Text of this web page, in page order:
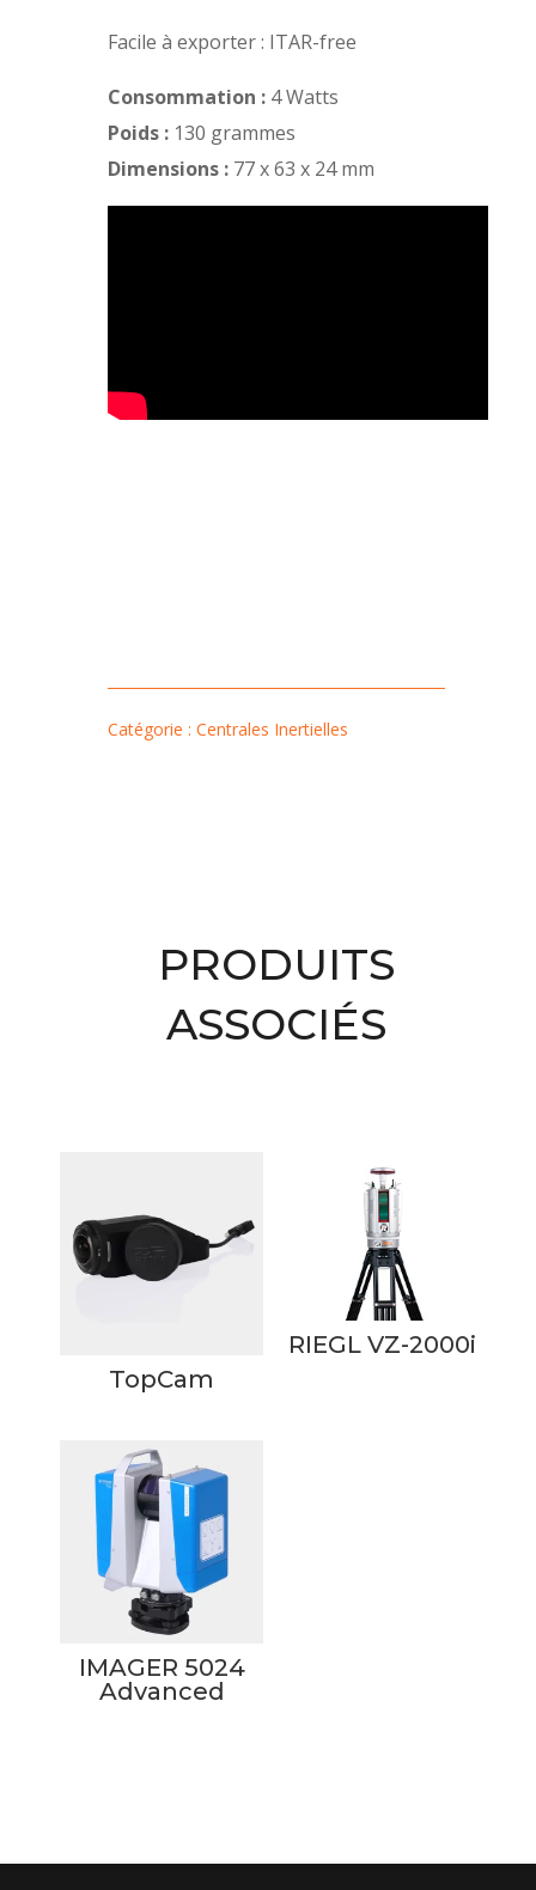
Facile à exporter : ITAR-free
Consommation : 4 Watts
Poids : 130 grammes
Dimensions : 77 x 63 x 24 mm
Catégorie : Centrales Inertielles
PRODUITS
ASSOCIÉS
TopCam
RIEGL VZ-2000i
IMAGER 5024
Advanced